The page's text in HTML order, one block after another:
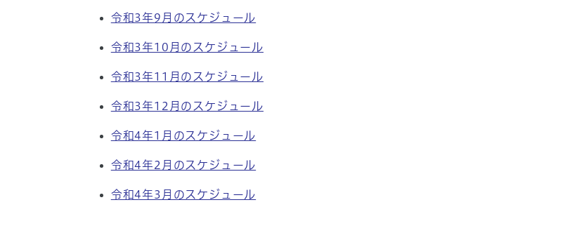
令和3年9月のスケジュール
令和3年10月のスケジュール
令和3年11月のスケジュール
令和3年12月のスケジュール
令和4年1月のスケジュール
令和4年2月のスケジュール
令和4年3月のスケジュール